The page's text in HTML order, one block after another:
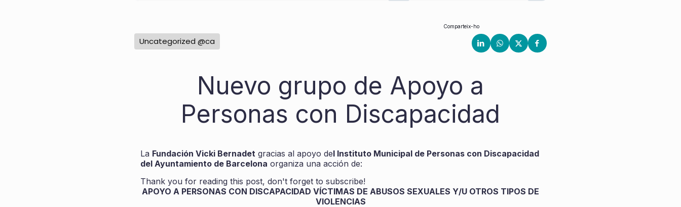
Uncategorized @ca
Comparteix-ho
Nuevo grupo de Apoyo a
Personas con Discapacidad
La Fundación Vicki Bernadet gracias al apoyo del Instituto Municipal de Personas con Discapacidad
del Ayuntamiento de Barcelona organiza una acción de:
Thank you for reading this post, don't forget to subscribe!
APOYO A PERSONAS CON DISCAPACIDAD VÍCTIMAS DE ABUSOS SEXUALES Y/U OTROS TIPOS DE
VIOLENCIAS